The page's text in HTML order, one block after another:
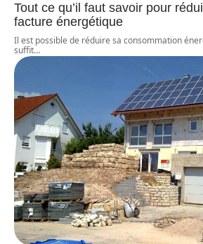
Tout ce qu’il faut savoir pour
facture énergétique
Il est possible de réduire sa consommation
suffit…